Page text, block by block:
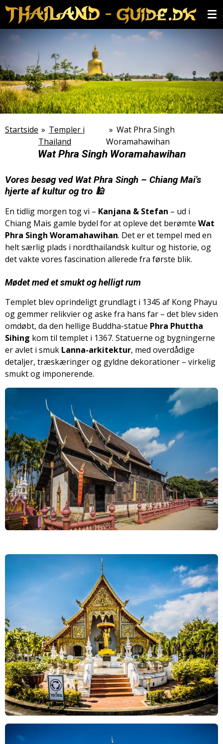
Spring
til
hovedindhold
Startside » Templer i
Thailand
» Wat Phra Singh
Woramahawihan
Wat Phra Singh Woramahawihan
Vores besøg ved Wat Phra Singh – Chiang Mai's
hjerte af kultur og tro 🕌
En tidlig morgen tog vi – Kanjana & Stefan – ud i
Chiang Mais gamle bydel for at opleve det berømte Wat
Phra Singh Woramahawihan. Det er et tempel med en
helt særlig plads i nordthailandsk kultur og historie, og
det vakte vores fascination allerede fra første blik.
Mødet med et smukt og helligt rum
Templet blev oprindeligt grundlagt i 1345 af Kong Phayu
og gemmer relikvier og aske fra hans far – det blev siden
omdøbt, da den hellige Buddha-statue Phra Phuttha
Sihing kom til templet i 1367. Statuerne og bygningerne
er avlet i smuk Lanna-arkitektur, med overdådige
detaljer, træskæringer og gyldne dekorationer – virkelig
smukt og imponerende.